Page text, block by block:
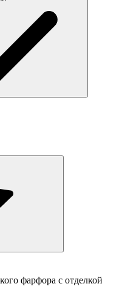
фарфора с отделкой